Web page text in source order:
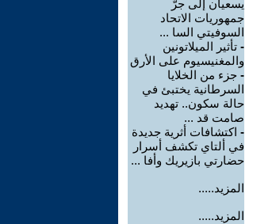
يسعيان إلى جرّ
جمهوريات الاتحاد
السوفيتي السا ...
- تأثير الميلاتونين
والمغنيسيوم على الأرق
- جزء من الخلايا
السرطانية يختبئ في
حالة سكون.. تهديد
صامت قد ...
- اكتشافات أثرية جديدة
في ألتاي تكشف أسرار
حضارتي بازيريك وأفا ...
المزيد.....
المزيد.....